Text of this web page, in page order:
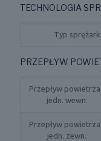
TECHNOLOGIA
Typ sprężarki
PRZEPŁYW
Przepływ
jedn. wewn.
Przepływ
jedn. zewn.